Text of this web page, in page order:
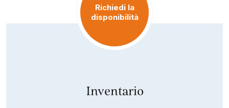
Richiedi la
disponibilità
Inventario